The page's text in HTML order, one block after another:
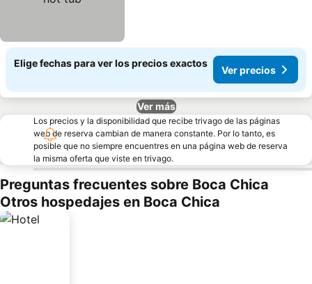
Elige fechas para ver los precios exactos
Ver precios
Ver más
Los precios y la disponibilidad que recibe trivago de las páginas
web de reserva cambian de manera constante. Por lo tanto, es
posible que no siempre encuentres en una página web de reserva
la misma oferta que viste en trivago.
Preguntas frecuentes sobre Boca Chica
Otros hospedajes en Boca Chica